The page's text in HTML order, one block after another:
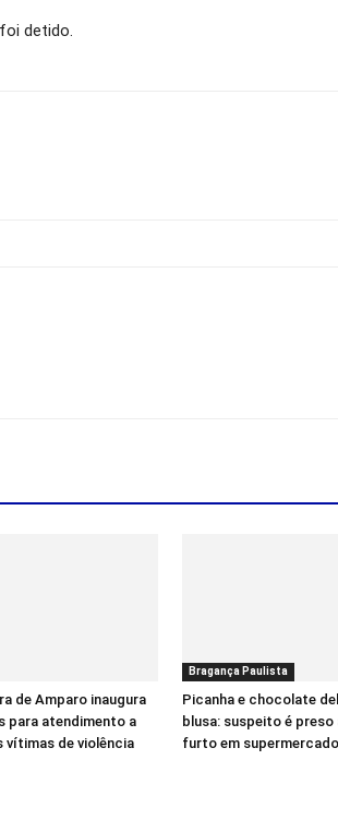
detido.
de Amparo inaugura
para atendimento a
vítimas de violência
Bragança Paulista
Picanha e chocolate
blusa: suspeito é preso
furto em supermercado